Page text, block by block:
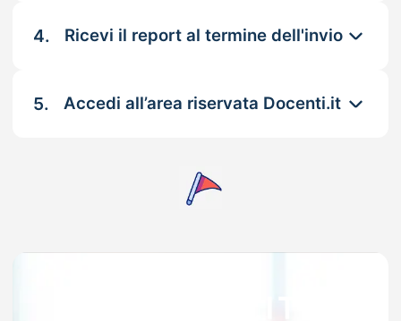
4. Ricevi il report al termine dell'invio
5. Accedi all’area riservata Docenti.it